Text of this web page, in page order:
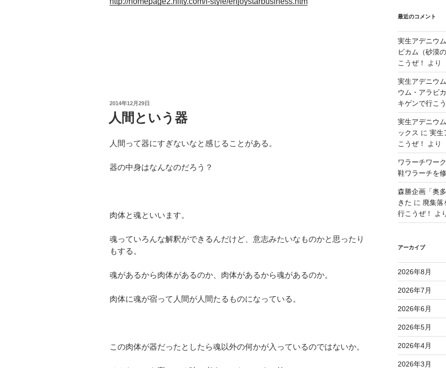
投
稿
日:
2014年12月29日
人間という器
人間って器にすぎないなと感じることがある。
器の中身はなんなのだろう？
肉体と魂といいます。
魂っていろんな解釈ができるんだけど、意志みたいなものかと思ったり
もする。
魂があるから肉体があるのか、肉体があるから魂があるのか。
肉体に魂が宿って人間が人間たるものになっている。
この肉体が器だったとしたら魂以外の何かが入っているのではないか。
最近のコメント
実生アデニウ
ビカム（砂漠
こうぜ！
より
実生アデニウ
ウム・アラビ
キゲンで行こう
実生アデニウ
ックス に 実生
こうぜ！
より
ワラーチワー
鞋ワラーチを
森勝企画「奥
きた に 廃集落
行こうぜ！
よ
アーカイブ
2026年8月
2026年7月
2026年6月
2026年5月
2026年4月
2026年3月